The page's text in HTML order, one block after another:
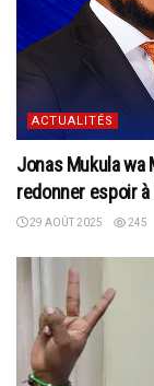
ACTUALITÉS
Jonas Mukula wa
redonner espoir
29 AOÛT 2025 245